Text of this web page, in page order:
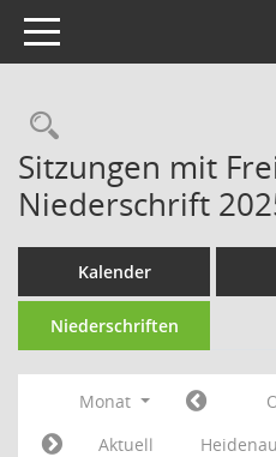
Toggle navigation
Sitzungen mit
Niederschrift
Kalender
Niederschriften
Monat
Aktuell
Heidenau